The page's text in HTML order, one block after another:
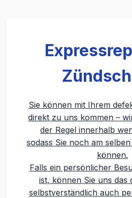
Sie können mit Ihrem
direkt zu uns kommen –
der Regel innerhalb
sodass Sie noch am
können.
Falls ein persönlicher
ist, können Sie uns das
selbstverständlich auch